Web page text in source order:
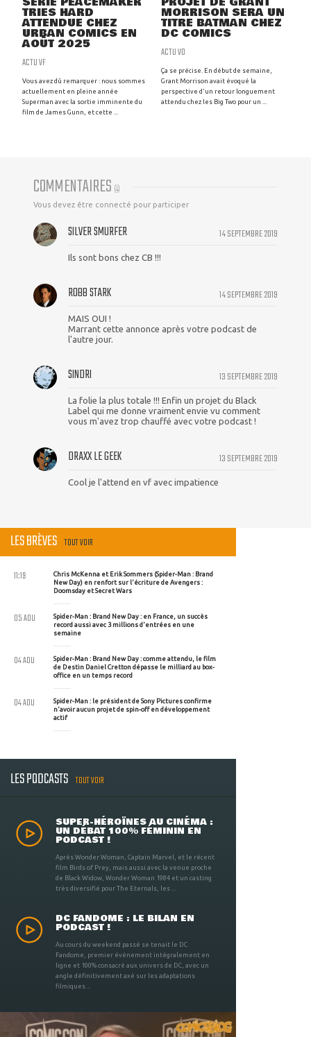
TRIES HARD
ATTENDUE CHEZ
URBAN COMICS EN
AOÛT 2025
ACTU VF
Vous avez dû remarquer : nous sommes
actuellement en pleine année
Superman avec la sortie imminente du
film de James Gunn, et cette ...
MORRISON SERA UN
TITRE BATMAN CHEZ
DC COMICS
ACTU VO
Ça se précise. En début de semaine,
Grant Morrison avait évoqué la
perspective d'un retour longuement
attendu chez les Big Two pour un ...
COMMENTAIRES (4)
Vous devez être connecté pour participer
14 SEPTEMBRE 2019
SILVER SMURFER
Ils sont bons chez CB !!!
14 SEPTEMBRE 2019
ROBB STARK
MAIS OUI !
Marrant cette annonce après votre podcast de
l'autre jour.
13 SEPTEMBRE 2019
SINDRI
La folie la plus totale !!! Enfin un projet du Black
Label qui me donne vraiment envie vu comment
vous m'avez trop chauffé avec votre podcast !
13 SEPTEMBRE 2019
DRAXX LE GEEK
Cool je l'attend en vf avec impatience
LES BRÈVES TOUT VOIR
Chris McKenna et Erik Sommers (Spider-Man : Brand
New Day) en renfort sur l'écriture de Avengers :
Doomsday et Secret Wars
11:19
Spider-Man : Brand New Day : en France, un succès
record aussi avec 3 millions d'entrées en une
semaine
05 AOU
Spider-Man : Brand New Day : comme attendu, le film
de Destin Daniel Cretton dépasse le milliard au box-
office en un temps record
04 AOU
Spider-Man : le président de Sony Pictures confirme
n'avoir aucun projet de spin-off en développement
actif
04 AOU
LES PODCASTS TOUT VOIR
SUPER-HÉROÏNES AU CINÉMA :
UN DÉBAT 100% FÉMININ EN
PODCAST !
Après Wonder Woman, Captain Marvel, et le récent
film Birds of Prey, mais aussi avec la venue proche
de Black Widow, Wonder Woman 1984 et un casting
très diversifié pour The Eternals, les ...
DC FANDOME : LE BILAN EN
PODCAST !
Au cours du weekend passé se tenait le DC
Fandome, premier évènement intégralement en
ligne et 100% consacré aux univers de DC, avec un
angle définitivement axé sur les adaptations
filmiques ...